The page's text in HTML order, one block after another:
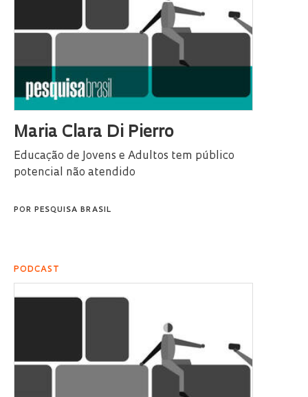
Maria Clara Di Pierro
Educação de Jovens e Adultos tem público
potencial não atendido
POR PESQUISA BRASIL
PODCAST